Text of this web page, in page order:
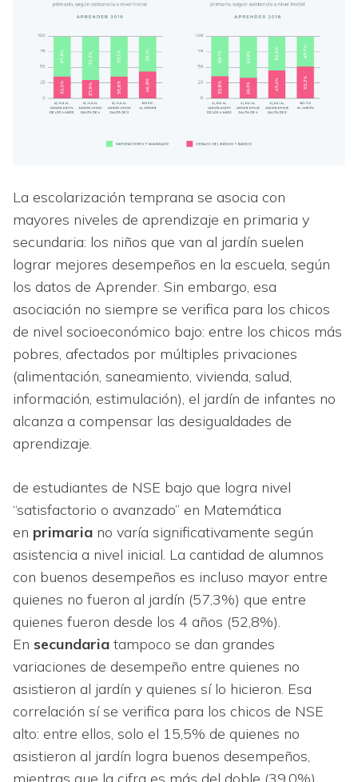
La escolarización temprana se asocia con
mayores niveles de aprendizaje en primaria y
secundaria: los niños que van al jardín suelen
lograr mejores desempeños en la escuela, según
los datos de Aprender. Sin embargo, esa
asociación no siempre se verifica para los chicos
de nivel socioeconómico bajo: entre los chicos más
pobres, afectados por múltiples privaciones
(alimentación, saneamiento, vivienda, salud,
información, estimulación), el jardín de infantes no
alcanza a compensar las desigualdades de
aprendizaje.
de estudiantes de NSE bajo que logra nivel
“satisfactorio o avanzado” en Matemática
en primaria no varía significativamente según
asistencia a nivel inicial. La cantidad de alumnos
con buenos desempeños es incluso mayor entre
quienes no fueron al jardín (57,3%) que entre
quienes fueron desde los 4 años (52,8%).
En secundaria tampoco se dan grandes
variaciones de desempeño entre quienes no
asistieron al jardín y quienes sí lo hicieron. Esa
correlación sí se verifica para los chicos de NSE
alto: entre ellos, solo el 15,5% de quienes no
asistieron al jardín logra buenos desempeños,